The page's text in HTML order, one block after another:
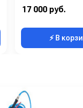
Материал бака пеногенератора:
Объем бака пеногенератора:
17 000 руб.
⚡ В